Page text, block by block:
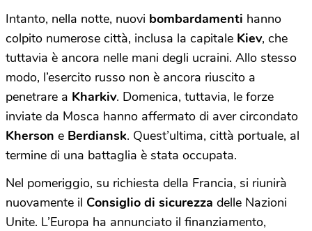
Intanto, nella notte, nuovi bombardamenti hanno
colpito numerose città, inclusa la capitale Kiev, che
tuttavia è ancora nelle mani degli ucraini. Allo stesso
modo, l’esercito russo non è ancora riuscito a
penetrare a Kharkiv. Domenica, tuttavia, le forze
inviate da Mosca hanno affermato di aver circondato
Kherson e Berdiansk. Quest’ultima, città portuale, al
termine di una battaglia è stata occupata.
Nel pomeriggio, su richiesta della Francia, si riunirà
nuovamente il Consiglio di sicurezza delle Nazioni
Unite. L’Europa ha annunciato il finanziamento,